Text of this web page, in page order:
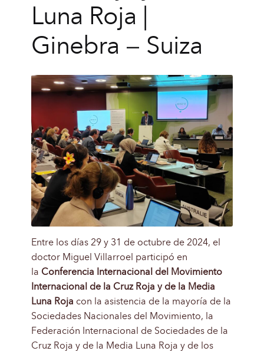
Luna Roja |
Ginebra – Suiza
Entre los días 29 y 31 de octubre de 2024, el
doctor Miguel Villarroel participó en
la Conferencia Internacional del Movimiento
Internacional de la Cruz Roja y de la Media
Luna Roja con la asistencia de la mayoría de la
Sociedades Nacionales del Movimiento, la
Federación Internacional de Sociedades de la
Cruz Roja y de la Media Luna Roja y de los